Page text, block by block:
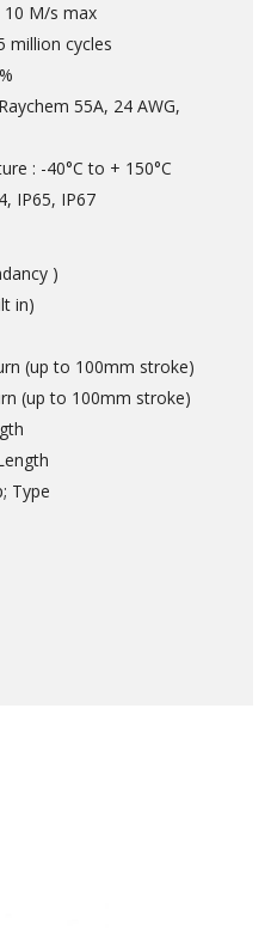
10 M/s max
million cycles
55A, 24 AWG,
: -40°C to + 150°C
IP65, IP67
)
in)
(up to 100mm stroke)
(up to 100mm stroke)
Type